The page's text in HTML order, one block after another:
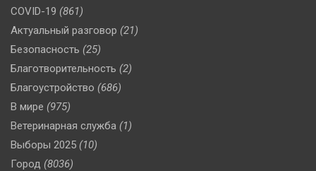
COVID-19 (861)
Актуальный разговор (21)
Безопасность (25)
Благотворительность (2)
Благоустройство (686)
В мире (975)
Ветеринарная служба (1)
Выборы 2025 (10)
Город (8036)